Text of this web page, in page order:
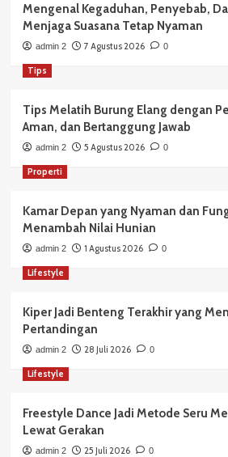
Mengenal Kegaduhan, Penyebab,
Menjaga Suasana Tetap Nyaman
admin 2 7 Agustus 2026 0
Tips
Tips Melatih Burung Elang dengan
Aman, dan Bertanggung Jawab
admin 2 5 Agustus 2026 0
Properti
Kamar Depan yang Nyaman dan
Menambah Nilai Hunian
admin 2 1 Agustus 2026 0
Lifestyle
Kiper Jadi Benteng Terakhir yang
Pertandingan
admin 2 28 Juli 2026 0
Lifestyle
Freestyle Dance Jadi Metode Seru
Lewat Gerakan
admin 2 25 Juli 2026 0